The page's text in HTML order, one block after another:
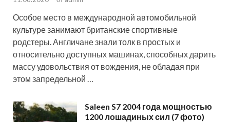
Особое место в международной автомобильной
культуре занимают британские спортивные
родстеры. Англичане знали толк в простых и
относительно доступных машинах, способных дарить
массу удовольствия от вождения, не обладая при
этом запредельной …
Saleen S7 2004 года мощностью
1200 лошадиных сил (7 фото)